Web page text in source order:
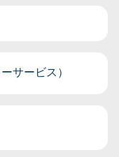
サービス）